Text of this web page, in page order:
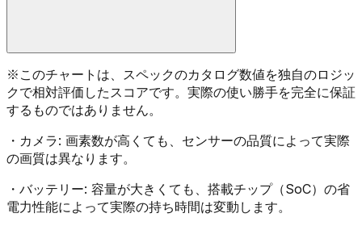
※ このチャートは、スペックのカタログ数値を独自のロジッ
クで相対評価したスコアです。実際の使い勝手を完全に保証
するものではありません。
・ カメラ: 画素数が高くても、センサーの品質によって実際
の画質は異なります。
・ バッテリー: 容量が大きくても、搭載チップ（SoC）の省
電力性能によって実際の持ち時間は変動します。